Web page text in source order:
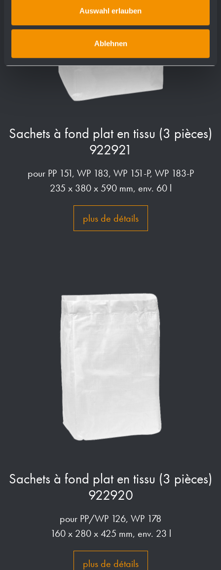
Auswahl erlauben
Ablehnen
Sachets à fond plat en tissu (3 pièces)
922921
pour PP 151, WP 183, WP 151-P, WP 183-P
235 x 380 x 590 mm, env. 60 l
plus de détails
Sachets à fond plat en tissu (3 pièces)
922920
pour PP/WP 126, WP 178
160 x 280 x 425 mm, env. 23 l
plus de détails